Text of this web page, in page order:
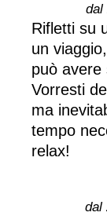
dal
Rifletti su
un
può avere
Vorresti
ma
tempo
relax!
dal